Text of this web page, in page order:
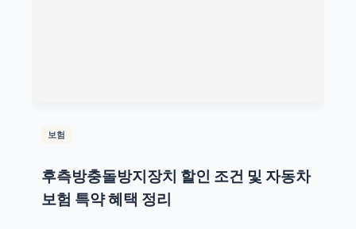
보험
후측방충돌방지장치 할인 조건 및 자동차
보험 특약 혜택 정리